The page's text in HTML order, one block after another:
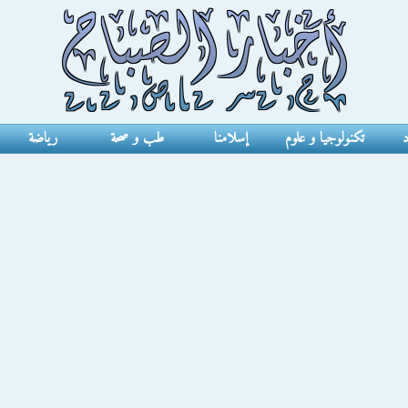
تكنولوجيا و علوم إسلامنا طب و صحة رياضة